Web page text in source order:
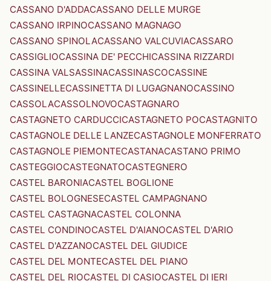
CASSANO D'ADDACASSANO DELLE MURGE
CASSANO IRPINOCASSANO MAGNAGO
CASSANO SPINOLACASSANO VALCUVIACASSARO
CASSIGLIOCASSINA DE' PECCHICASSINA RIZZARDI
CASSINA VALSASSINACASSINASCOCASSINE
CASSINELLECASSINETTA DI LUGAGNANOCASSINO
CASSOLACASSOLNOVOCASTAGNARO
CASTAGNETO CARDUCCICASTAGNETO POCASTAGNITO
CASTAGNOLE DELLE LANZECASTAGNOLE MONFERRATO
CASTAGNOLE PIEMONTECASTANACASTANO PRIMO
CASTEGGIOCASTEGNATOCASTEGNERO
CASTEL BARONIACASTEL BOGLIONE
CASTEL BOLOGNESECASTEL CAMPAGNANO
CASTEL CASTAGNACASTEL COLONNA
CASTEL CONDINOCASTEL D'AIANOCASTEL D'ARIO
CASTEL D'AZZANOCASTEL DEL GIUDICE
CASTEL DEL MONTECASTEL DEL PIANO
CASTEL DEL RIOCASTEL DI CASIOCASTEL DI IERI